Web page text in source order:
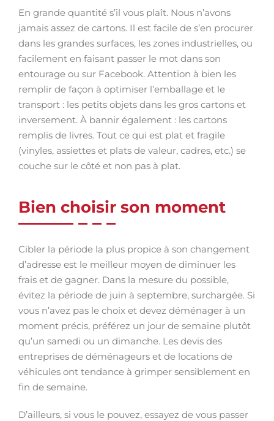
En grande quantité s’il vous plaît. Nous n’avons
jamais assez de cartons. Il est facile de s’en procurer
dans les grandes surfaces, les zones industrielles, ou
facilement en faisant passer le mot dans son
entourage ou sur Facebook. Attention à bien les
remplir de façon à optimiser l’emballage et le
transport : les petits objets dans les gros cartons et
inversement. À bannir également : les cartons
remplis de livres. Tout ce qui est plat et fragile
(vinyles, assiettes et plats de valeur, cadres, etc.) se
couche sur le côté et non pas à plat.
Bien choisir son moment
Cibler la période la plus propice à son changement
d’adresse est le meilleur moyen de diminuer les
frais et de gagner. Dans la mesure du possible,
évitez la période de juin à septembre, surchargée. Si
vous n’avez pas le choix et devez déménager à un
moment précis, préférez un jour de semaine plutôt
qu’un samedi ou un dimanche. Les devis des
entreprises de déménageurs et de locations de
véhicules ont tendance à grimper sensiblement en
fin de semaine.
D’ailleurs, si vous le pouvez, essayez de vous passer